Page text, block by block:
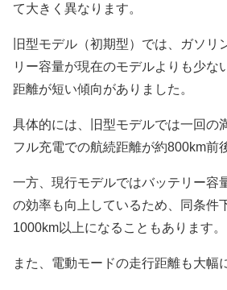
て大きく異なります。
旧型モデル（初期型）では、ガソリ
リー容量が現在のモデルよりも少な
距離が短い傾向がありました。
具体的には、旧型モデルでは一回の
フル充電での航続距離が約800km前
一方、現行モデルではバッテリー容
の効率も向上しているため、同条件
1000km以上になることもあります。
また、電動モードの走行距離も大幅